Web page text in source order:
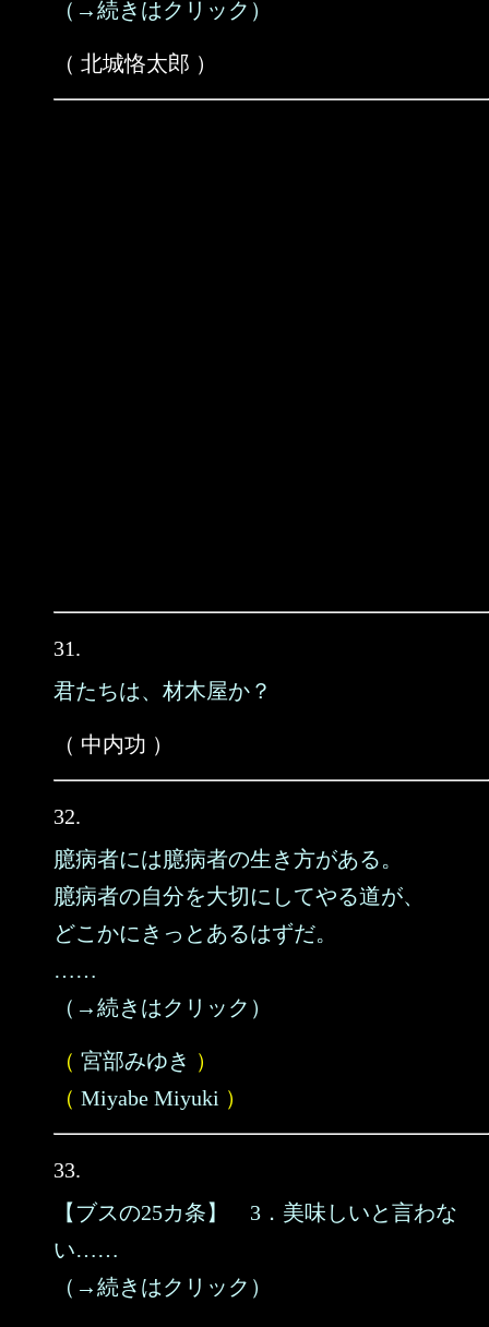
（→続きはクリック）
（ 北城恪太郎 ）
31.
君たちは、材木屋か？
（ 中内功 ）
32.
臆病者には臆病者の生き方がある。
臆病者の自分を大切にしてやる道が、
どこかにきっとあるはずだ。
……
（→続きはクリック）
（ 宮部みゆき ）
（ Miyabe Miyuki ）
33.
【ブスの25カ条】 3．美味しいと言わな
い……
（→続きはクリック）